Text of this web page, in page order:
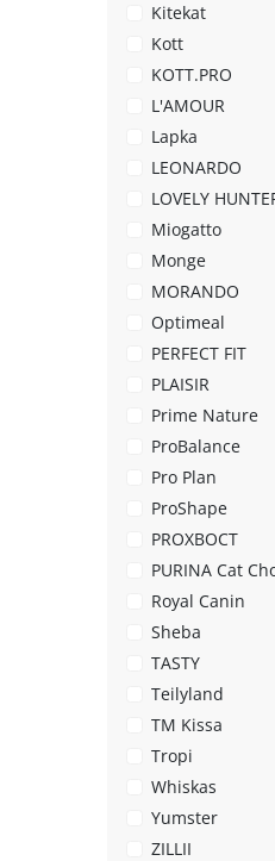
Kitekat
Kott
KOTT.PRO
L'AMOUR
Lapka
LEONARDO
LOVELY
Miogatto
Monge
MORANDO
Optimeal
PERFECT FIT
PLAISIR
Prime Nature
ProBalance
Pro Plan
ProShape
PROХВОСТ
PURINA Cat
Royal Canin
Sheba
TASTY
Teilyland
TM Kissa
Tropi
Whiskas
Yumster
ZILLII